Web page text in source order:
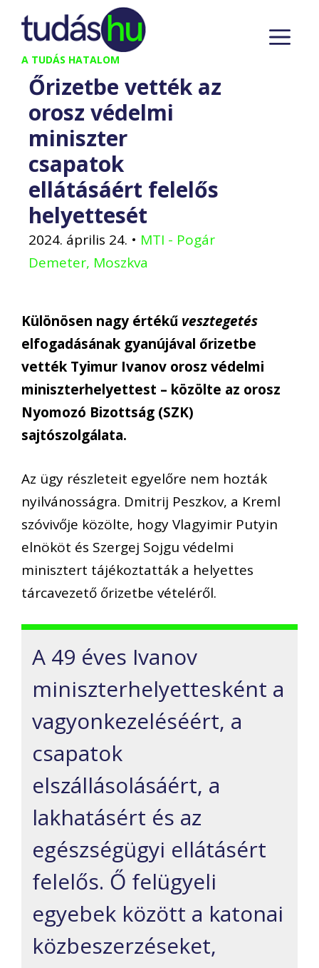
Kilépés
tartalomba
A TUDÁS HATALOM
Őrizetbe vették az
orosz védelmi
miniszter
csapatok
ellátásáért felelős
helyettesét
2024. április 24. • MTI - Pogár
Demeter, Moszkva
Különösen nagy értékű vesztegetés
elfogadásának gyanújával őrizetbe
vették Tyimur Ivanov orosz védelmi
miniszterhelyettest – közölte az orosz
Nyomozó Bizottság (SZK)
sajtószolgálata.
Az ügy részleteit egyelőre nem hozták
nyilvánosságra. Dmitrij Peszkov, a Kreml
szóvivője közölte, hogy Vlagyimir Putyin
elnököt és Szergej Sojgu védelmi
minisztert tájékoztatták a helyettes
tárcavezető őrizetbe vételéről.
A 49 éves Ivanov
miniszterhelyettesként a
vagyonkezeléséért, a
csapatok
elszállásolásáért, a
lakhatásért és az
egészségügyi ellátásért
felelős. Ő felügyeli
egyebek között a katonai
közbeszerzéseket,